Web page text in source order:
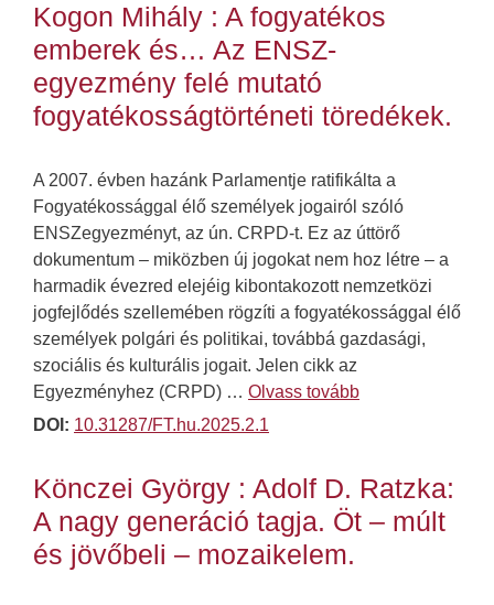
Kogon Mihály : A fogyatékos
emberek és… Az ENSZ-
egyezmény felé mutató
fogyatékosságtörténeti töredékek.
A 2007. évben hazánk Parlamentje ratifikálta a
Fogyatékossággal élő személyek jogairól szóló
ENSZegyezményt, az ún. CRPD-t. Ez az úttörő
dokumentum – miközben új jogokat nem hoz létre – a
harmadik évezred elejéig kibontakozott nemzetközi
jogfejlődés szellemében rögzíti a fogyatékossággal élő
személyek polgári és politikai, továbbá gazdasági,
szociális és kulturális jogait. Jelen cikk az
Egyezményhez (CRPD) … Olvass tovább
DOI: 10.31287/FT.hu.2025.2.1
Könczei György : Adolf D. Ratzka:
A nagy generáció tagja. Öt – múlt
és jövőbeli – mozaikelem.